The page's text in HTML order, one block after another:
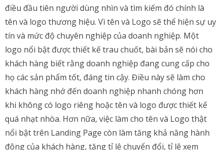
điều đầu tiên người dùng nhìn và tìm kiếm đó chính là
tên và logo thương hiệu. Vì tên và Logo sẽ thể hiện sự uy
tín và mức độ chuyên nghiệp của doanh nghiệp. Một
logo nổi bật được thiết kế trau chuốt, bài bản sẽ nói cho
khách hàng biết rằng doanh nghiệp đang cung cấp cho
họ các sản phẩm tốt, đáng tin cậy. Điều này sẽ làm cho
khách hàng nhớ đến doanh nghiệp nhanh chóng hơn
khi không có logo riêng hoặc tên và logo được thiết kế
quá nhạt nhòa. Hơn nữa, việc làm cho tên và Logo thật
nổi bật trên Landing Page còn làm tăng khả năng hành
động của khách hàng, tăng tỉ lệ chuyển đổi, tỉ lệ xem